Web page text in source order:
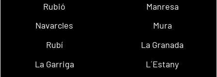
Rubió
Manresa
Navarcles
Mura
Rubí
La Granada
La Garriga
L´Estany